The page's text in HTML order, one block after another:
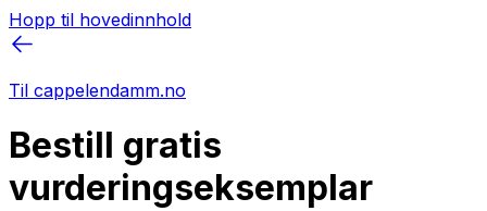
Hopp til hovedinnhold
Til cappelendamm.no
Bestill gratis
vurderingseksemplar